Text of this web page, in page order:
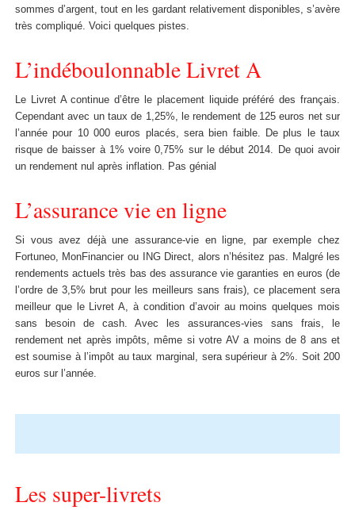
sommes d’argent, tout en les gardant relativement disponibles, s’avère
très compliqué. Voici quelques pistes.
L’indéboulonnable Livret A
Le Livret A continue d’être le placement liquide préféré des français.
Cependant avec un taux de 1,25%, le rendement de 125 euros net sur
l’année pour 10 000 euros placés, sera bien faible. De plus le taux
risque de baisser à 1% voire 0,75% sur le début 2014. De quoi avoir
un rendement nul après inflation. Pas génial
L’assurance vie en ligne
Si vous avez déjà une assurance-vie en ligne, par exemple chez
Fortuneo, MonFinancier ou ING Direct, alors n’hésitez pas. Malgré les
rendements actuels très bas des assurance vie garanties en euros (de
l’ordre de 3,5% brut pour les meilleurs sans frais), ce placement sera
meilleur que le Livret A, à condition d’avoir au moins quelques mois
sans besoin de cash. Avec les assurances-vies sans frais, le
rendement net après impôts, même si votre AV a moins de 8 ans et
est soumise à l’impôt au taux marginal, sera supérieur à 2%. Soit 200
euros sur l’année.
Les super-livrets